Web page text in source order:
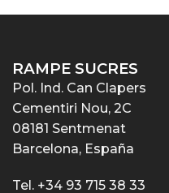
RAMPE SUCRES
Pol. Ind. Can Clapers
Cementiri Nou, 2C
08181 Sentmenat
Barcelona, España
Tel. +34 93 715 38 33